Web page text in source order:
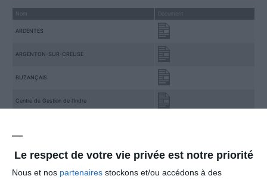
Le respect de votre vie privée est notre priorité
Nous et nos partenaires stockons et/ou accédons à des
Nom Document
ARDENTES
ARGENTON-SUR-CREUSE
BUZANÇAIS
Centre de Gestion de l’Indre
Bazelle
Sévère